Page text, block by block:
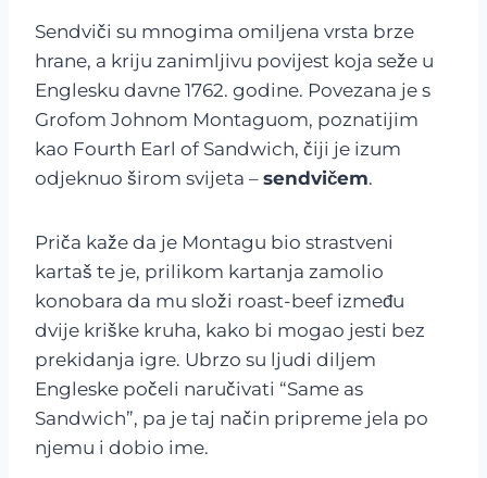
Sendviči su mnogima omiljena vrsta brze
hrane, a kriju zanimljivu povijest koja seže u
Englesku davne 1762. godine. Povezana je s
Grofom Johnom Montaguom, poznatijim
kao Fourth Earl of Sandwich, čiji je izum
odjeknuo širom svijeta – sendvičem.
Priča kaže da je Montagu bio strastveni
kartaš te je, prilikom kartanja zamolio
konobara da mu složi roast-beef između
dvije kriške kruha, kako bi mogao jesti bez
prekidanja igre. Ubrzo su ljudi diljem
Engleske počeli naručivati “Same as
Sandwich”, pa je taj način pripreme jela po
njemu i dobio ime.